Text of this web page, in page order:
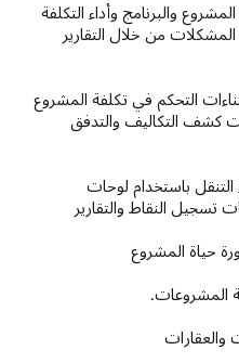
والبرنامج وأداء التكلفة
المشكلات من خلال التقارير
التحكم في تكلفة المشروع
كشف التكاليف والتدفق
باستخدام لوحات
تسجيل النقاط والتقارير
حياة المشروع
المشروعات.
والعقارات